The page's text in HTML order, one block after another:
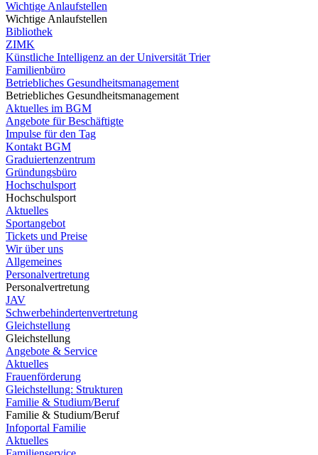
Wichtige Anlaufstellen
Wichtige Anlaufstellen
Bibliothek
ZIMK
Künstliche Intelligenz an der Universität Trier
Familienbüro
Betriebliches Gesundheitsmanagement
Betriebliches Gesundheitsmanagement
Aktuelles im BGM
Angebote für Beschäftigte
Impulse für den Tag
Kontakt BGM
Graduiertenzentrum
Gründungsbüro
Hochschulsport
Hochschulsport
Aktuelles
Sportangebot
Tickets und Preise
Wir über uns
Allgemeines
Personalvertretung
Personalvertretung
JAV
Schwerbehindertenvertretung
Gleichstellung
Gleichstellung
Angebote & Service
Aktuelles
Frauenförderung
Gleichstellung: Strukturen
Familie & Studium/Beruf
Familie & Studium/Beruf
Infoportal Familie
Aktuelles